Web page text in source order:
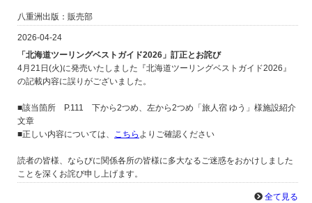
八重洲出版：販売部
2026-04-24
「北海道ツーリングベストガイド2026」訂正とお詫び
4月21日(火)に発売いたしました『北海道ツーリングベストガイド2026』
の記載内容に誤りがございました。
■該当箇所 P.111 下から2つめ、左から2つめ「旅人宿 ゆう」様施設紹介
文章
■正しい内容については、 こちら よりご確認ください
読者の皆様、ならびに関係各所の皆様に多大なるご迷惑をおかけしました
ことを深くお詫び申し上げます。
全て見る